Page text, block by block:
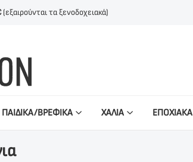
(εξαιρούνται τα ξενοδοχειακά)
ΠΑΙΔΙΚΑ/ΒΡΕΦΙΚΑ ΧΑΛΙΑ ΕΠΟΧΙΑΚΑ